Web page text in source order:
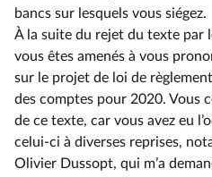
bancs sur lesquels vous siégez.
À la suite du rejet du texte par
vous êtes amenés à vous
sur le projet de loi de
des comptes pour 2020. Vous
de ce texte, car vous avez eu
celui-ci à diverses reprises,
Olivier Dussopt, qui m’a